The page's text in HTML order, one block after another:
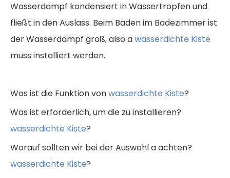
Wasserdampf kondensiert in Wassertropfen und
fließt in den Auslass. Beim Baden im Badezimmer ist
der Wasserdampf groß, also awasserdichte Kiste
muss installiert werden.
Was ist die Funktion vonwasserdichte Kiste?
Was ist erforderlich, um die zu installieren?
wasserdichte Kiste?
Worauf sollten wir bei der Auswahl a achten?
wasserdichte Kiste?